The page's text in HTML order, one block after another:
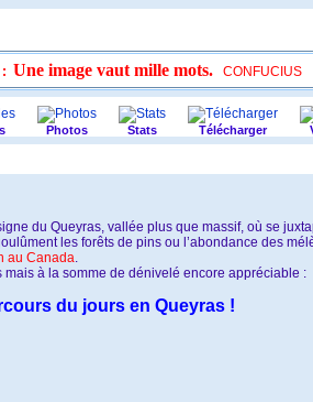
Une image vaut mille mots. CONFUCIUS
Photos Stats Télécharger
du Queyras, vallée plus que massif, où se
les forêts de pins ou l’abondance des
au Canada.
à la somme de dénivelé encore appréciable :
du jours en Queyras !